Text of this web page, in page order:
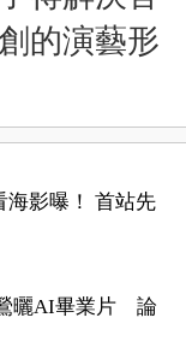
的演藝形
海影曝！ 首站先
曬AI畢業片 論